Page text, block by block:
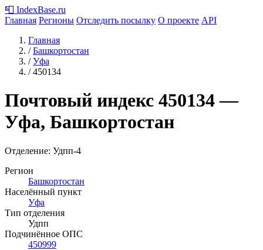
📮 IndexBase.ru
Главная Регионы Отследить посылку О проекте API
Главная
/ Башкортостан
/ Уфа
/ 450134
Почтовый индекс 450134 —
Уфа, Башкортостан
Отделение: Удпп-4
Регион
Башкортостан
Населённый пункт
Уфа
Тип отделения
Удпп
Подчинённое ОПС
450999